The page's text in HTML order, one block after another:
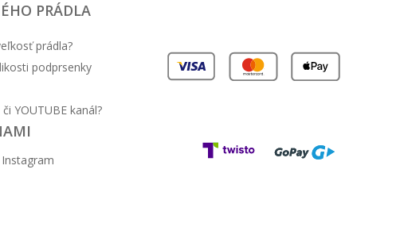
PRÁDLA
prádla?
podprsenky
YOUTUBE kanál?
Instagram